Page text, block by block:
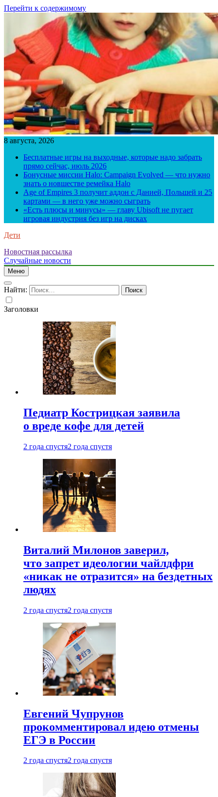
Перейти к содержимому
8 августа, 2026
Бесплатные игры на выходные, которые надо забрать
прямо сейчас, июль 2026
Бонусные миссии Halo: Campaign Evolved — что нужно
знать о новшестве ремейка Halo
Age of Empires 3 получит аддон с Данией, Польшей и 25
картами — в него уже можно сыграть
«Есть плюсы и минусы» — главу Ubisoft не пугает
игровая индустрия без игр на дисках
Дети
Новостная рассылка
Случайные новости
Меню
Найти:
Заголовки
Педиатр Кострицкая заявила
о вреде кофе для детей
2 года спустя2 года спустя
Виталий Милонов заверил,
что запрет идеологии чайлдфри
«никак не отразится» на бездетных
людях
2 года спустя2 года спустя
Евгений Чупрунов
прокомментировал идею отмены
ЕГЭ в России
2 года спустя2 года спустя